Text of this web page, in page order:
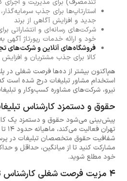
تندمصرف) برای مدیریت و اجرای
استارتاپ‌ها برای جذب
جدید و افزایش آگاهی از برند
شرکت‌های رسانه‌ای و انتشاراتی
خود و ارائه خدمات رپورتاژ آگهی
فروشگاه‌های آنلاین و شرکت‌های
کالا برای جذب مشتریان و
هم‌اکنون بیشتر از ده‌ها فرصت شغلی در
استخدام مشاور تبلیغات درج شده است
نیرو، شرکت‌های مشاوره کسب‌وکار و
حقوق و دستمزد کارشناس
پیش‌بینی می‌شود حقوق و دستمزد یک
شفافیت حقوق متخصصان تبلیغات در
مشارکت کنید تا از میانگین، حداقل و
خود مطلع شوید.
4 مزیت فرصت شغلی کارشناس تبلیغات